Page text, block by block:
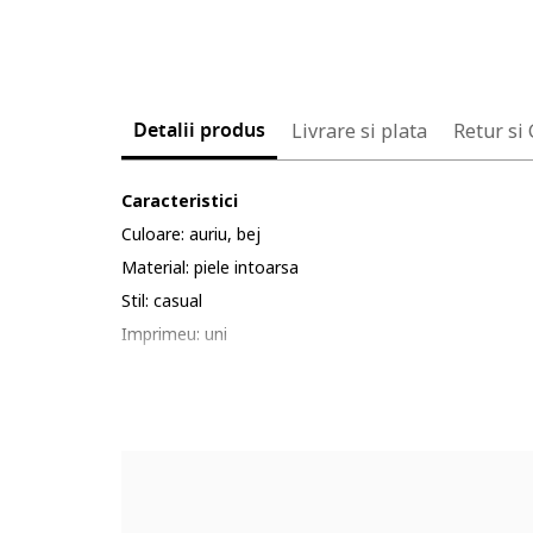
Detalii produs Livrare si plata Retur si
Caracteristici
Culoare: auriu, bej
Material: piele intoarsa
Stil: casual
Imprimeu: uni